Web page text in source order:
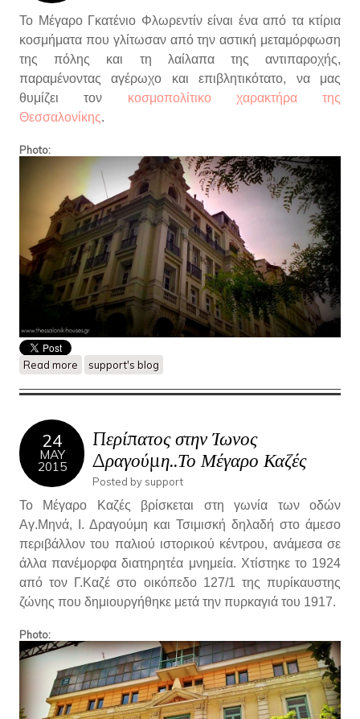
Το Μέγαρο Γκατένιο Φλωρεντίν είναι ένα από τα κτίρια
κοσμήματα που γλίτωσαν από την αστική μεταμόρφωση
της πόλης και τη λαίλαπα της αντιπαροχής,
παραμένοντας αγέρωχο και επιβλητικότατο, να μας
θυμίζει τον κοσμοπολίτικο χαρακτήρα της
Θεσσαλονίκης.
Photo:
Read more about Το Μέγαρο Γκατένιο Φλωρεντίν
support's blog
24
MAY
2015
Περίπατος στην Ίωνος
Δραγούμη..Το Μέγαρο Καζές
Posted by support
Το Μέγαρο Καζές βρίσκεται στη γωνία των οδών
Αγ.Μηνά, Ι. Δραγούμη και Τσιμισκή δηλαδή στο άμεσο
περιβάλλον του παλιού ιστορικού κέντρου, ανάμεσα σε
άλλα πανέμορφα διατηρητέα μνημεία. Χτίστηκε το 1924
από τον Γ.Καζέ στο οικόπεδο 127/1 της πυρίκαυστης
ζώνης που δημιουργήθηκε μετά την πυρκαγιά του 1917.
Photo: